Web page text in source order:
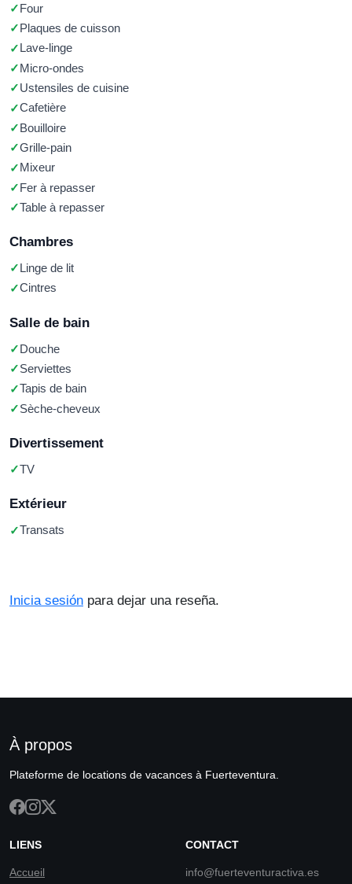
Four
Plaques de cuisson
Lave-linge
Micro-ondes
Ustensiles de cuisine
Cafetière
Bouilloire
Grille-pain
Mixeur
Fer à repasser
Table à repasser
Chambres
Linge de lit
Cintres
Salle de bain
Douche
Serviettes
Tapis de bain
Sèche-cheveux
Divertissement
TV
Extérieur
Transats
Inicia sesión para dejar una reseña.
À propos
Plateforme de locations de vacances à Fuerteventura.
LIENS
Accueil
CONTACT
info@fuerteventuractiva.es